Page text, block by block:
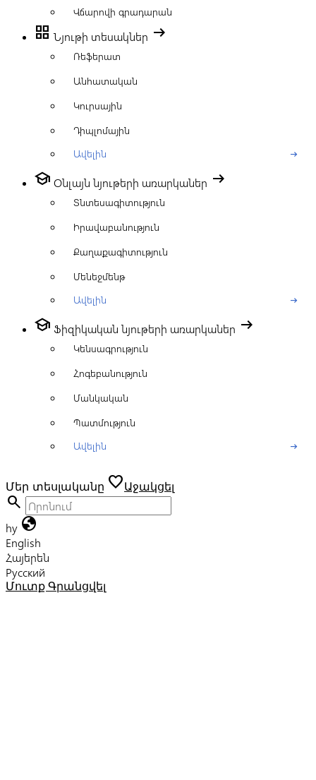
Վճարովի գրադարան
grid_view Նյութի տեսակներ arrow_right_alt
Ռեֆերատ
Անհատական
Կուրսային
Դիպլոմային
Ավելին
arrow_right_alt
school Օնլայն նյութերի առարկաներ arrow_right_alt
Տնտեսագիտություն
Իրավաբանություն
Քաղաքագիտություն
Մենեջմենթ
Ավելին
arrow_right_alt
school Ֆիզիկական նյութերի առարկաներ arrow_right_alt
Կենսագրություն
Հոգեբանություն
Մանկական
Պատմություն
Ավելին
arrow_right_alt
Մեր տեսլականը favoriteԱջակցել
search
hy globe
English
Հայերեն
Русский
Մուտք Գրանցվել